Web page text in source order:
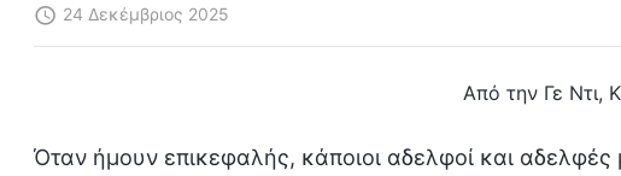
24 Δεκέμβριος 2025
Από την Γε Ντι,
Όταν ήμουν επικεφαλής, κάποιοι αδελφοί και αδελφές